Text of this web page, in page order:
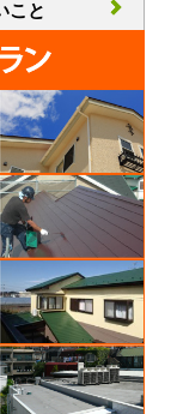
こと